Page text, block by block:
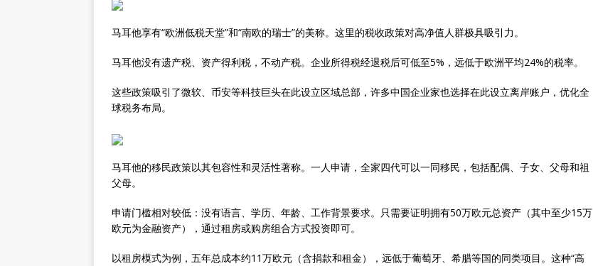
马耳他享有“欧洲低税天堂”和“南欧的瑞士”的美称。这里的税收政策对高净值人群极具吸引力。
马耳他没有遗产税、资产得利税，不动产税。企业所得税经退税后可低至5%，远低于欧洲平均24%的税率。
这些政策吸引了微软、币安等科技巨头在此设立区域总部，许多中国企业家也选择在此设立离岸账户，优化全
球税务布局。
马耳他的移民政策以其包容性和灵活性著称。一人申请，全家四代可以一同移民，包括配偶、子女、父母和祖
父母。
申请门槛相对较低：没有语言、学历、年龄、工作背景要求。只需要证明拥有50万欧元总资产（其中至少15万
欧元为金融资产），通过租房或购房组合方式投资即可。
以租房模式为例，五年总成本约11万欧元（含捐款和租金），远低于葡萄牙、希腊等国的同类项目。这种“高